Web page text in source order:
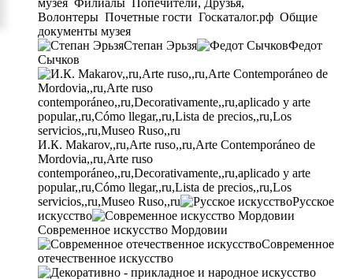
музея Филиалы Попечители, Друзья,
Волонтеры Почетные гости Госкаталог.рф Общие
документы музея
Степан Эрьзя
Федот
Сычков
И.К. Makarov,,ru,Arte ruso,,ru,Arte Contemporáneo de
Mordovia,,ru,Arte ruso
contemporáneo,,ru,Decorativamente,,ru,aplicado y arte
popular,,ru,Cómo llegar,,ru,Lista de precios,,ru,Los
servicios,,ru,Museo Ruso,,ru
Русское
искусство
Современное искусство Мордовии
Современное
отечественное искусство